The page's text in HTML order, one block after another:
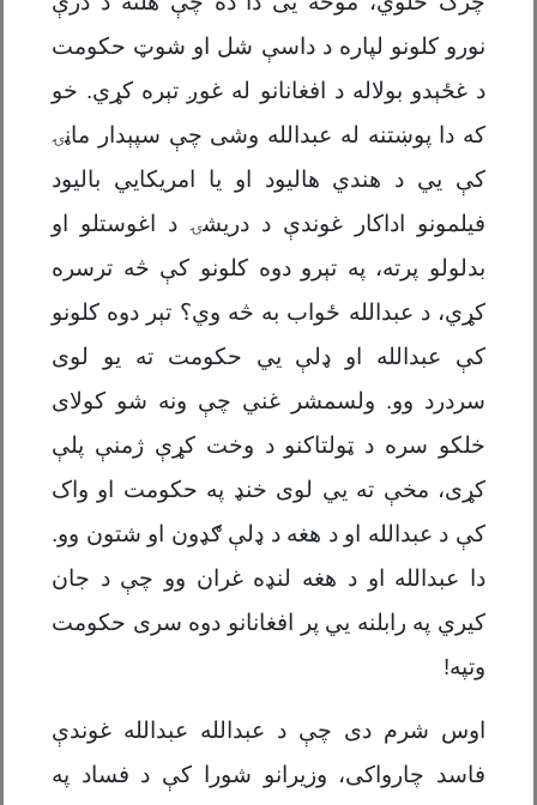
نورو کلونو لپاره د داسې شل او شوټ حکومت
د غځېدو بولاله د افغانانو له غوږ تېره کړي. خو
که دا پوښتنه له عبدالله وشی چې سپېدار ماڼۍ
کې يي د هندي هالیود او یا امریکايي بالیود
فیلمونو اداکار غوندې د دریشۍ د اغوستلو او
بدلولو پرته، په تېرو دوه کلونو کې څه ترسره
کړي، د عبدالله ځواب به څه وي؟ تېر دوه کلونو
کې عبدالله او ډلې يي حکومت ته یو لوی
سردرد وو. ولسمشر غني چې ونه شو کولای
خلکو سره د ټولتاکنو د وخت کړې ژمنې پلې
کړی، مخې ته يي لوی خنډ په حکومت او واک
کې د عبدالله او د هغه د ډلې ګډون او شتون وو.
دا عبدالله او د هغه لنډه غران وو چې د جان
کیري په رابلنه يي پر افغانانو دوه سری حکومت
وتپه!
اوس شرم دی چې د عبدالله عبدالله غوندې
فاسد چارواکی، وزیرانو شورا کې د فساد په